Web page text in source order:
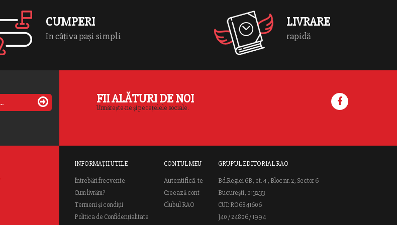
CUMPERI
în câțiva pași simpli
LIVRARE
rapidă
FII ALĂTURI DE NOI
Urmărește-ne și pe rețelele sociale.
INFORMAȚII UTILE
Întrebări frecvente
Cum livrăm?
Termeni și condiții
Politica de Confidențialitate
CONTUL MEU
Autentifică-te
Creează cont
Clubul RAO
GRUPUL EDITORIAL RAO
Bd.Regiei 6B, et. 4 , Bloc nr. 2, Sector 6
București, 013233
CUI: RO6841606
J40 / 24806 / 1994